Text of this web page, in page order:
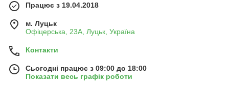
Працює з 19.04.2018
м. Луцьк
Офіцерська, 23А, Луцьк, Україна
Контакти
Сьогодні працює з 09:00 до 18:00
Показати весь графік роботи